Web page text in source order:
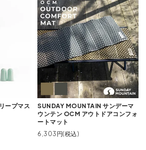
ープマス
SUNDAY MOUNTAIN サンデーマ
ウンテン OCM アウトドアコンフォ
ートマット
6,303円(税込)